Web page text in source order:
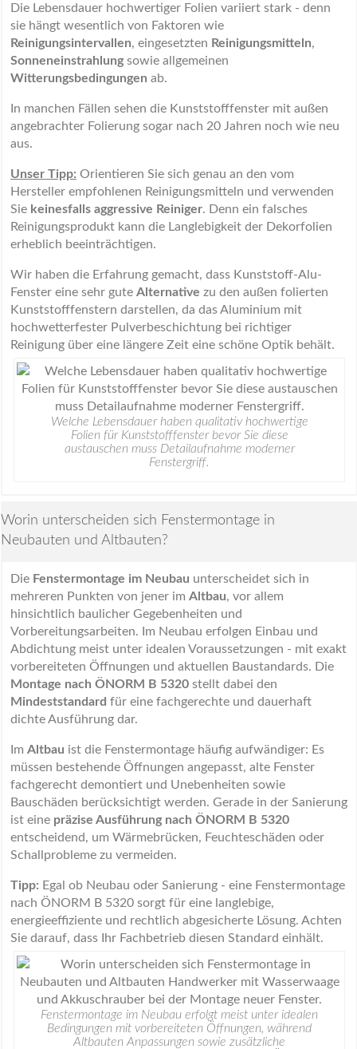
Die Lebensdauer hochwertiger Folien variiert stark - denn
sie hängt wesentlich von Faktoren wie
Reinigungsintervallen, eingesetzten Reinigungsmitteln,
Sonneneinstrahlung sowie allgemeinen
Witterungsbedingungen ab.
In manchen Fällen sehen die Kunststofffenster mit außen
angebrachter Folierung sogar nach 20 Jahren noch wie neu
aus.
Unser Tipp: Orientieren Sie sich genau an den vom
Hersteller empfohlenen Reinigungsmitteln und verwenden
Sie keinesfalls aggressive Reiniger. Denn ein falsches
Reinigungsprodukt kann die Langlebigkeit der Dekorfolien
erheblich beeinträchtigen.
Wir haben die Erfahrung gemacht, dass Kunststoff-Alu-
Fenster eine sehr gute Alternative zu den außen folierten
Kunststofffenstern darstellen, da das Aluminium mit
hochwetterfester Pulverbeschichtung bei richtiger
Reinigung über eine längere Zeit eine schöne Optik behält.
Welche Lebensdauer haben qualitativ hochwertige
Folien für Kunststofffenster bevor Sie diese
austauschen muss Detailaufnahme moderner
Fenstergriff.
Worin unterscheiden sich Fenstermontage in
Neubauten und Altbauten?
Die Fenstermontage im Neubau unterscheidet sich in
mehreren Punkten von jener im Altbau, vor allem
hinsichtlich baulicher Gegebenheiten und
Vorbereitungsarbeiten. Im Neubau erfolgen Einbau und
Abdichtung meist unter idealen Voraussetzungen - mit exakt
vorbereiteten Öffnungen und aktuellen Baustandards. Die
Montage nach ÖNORM B 5320 stellt dabei den
Mindeststandard für eine fachgerechte und dauerhaft
dichte Ausführung dar.
Im Altbau ist die Fenstermontage häufig aufwändiger: Es
müssen bestehende Öffnungen angepasst, alte Fenster
fachgerecht demontiert und Unebenheiten sowie
Bauschäden berücksichtigt werden. Gerade in der Sanierung
ist eine präzise Ausführung nach ÖNORM B 5320
entscheidend, um Wärmebrücken, Feuchteschäden oder
Schallprobleme zu vermeiden.
Tipp: Egal ob Neubau oder Sanierung - eine Fenstermontage
nach ÖNORM B 5320 sorgt für eine langlebige,
energieeffiziente und rechtlich abgesicherte Lösung. Achten
Sie darauf, dass Ihr Fachbetrieb diesen Standard einhält.
Fenstermontage im Neubau erfolgt meist unter idealen
Bedingungen mit vorbereiteten Öffnungen, während
Altbauten Anpassungen sowie zusätzliche